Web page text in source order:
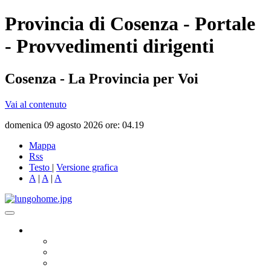
Provincia di Cosenza - Portale
- Provvedimenti dirigenti
Cosenza - La Provincia per Voi
Vai al contenuto
domenica 09 agosto 2026 ore: 04.19
Mappa
Rss
Testo | Versione grafica
A | A | A